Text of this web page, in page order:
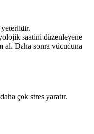
saatini düzenleyene
al. Daha sonra vücuduna
çok stres yaratır.